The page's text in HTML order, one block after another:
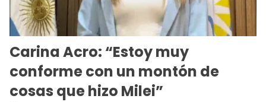
Carina Acro: “Estoy muy
conforme con un montón de
cosas que hizo Milei”